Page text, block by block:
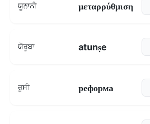
ਯੂਨਾਨੀ μεταρρύθμιση
ਯੋਰੂਬਾ atunṣe
ਰੂਸੀ реформа